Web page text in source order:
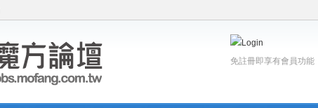
免註冊即享有會員功能